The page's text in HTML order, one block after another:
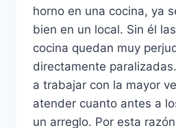
horno en una cocina, ya
bien en un local. Sin él
cocina quedan muy
directamente
a trabajar con la mayor
atender cuanto antes a
un arreglo. Por esta